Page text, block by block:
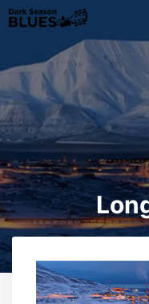
Hopp
til